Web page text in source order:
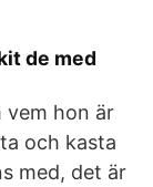
de med
vem hon är
och kasta
med, det är